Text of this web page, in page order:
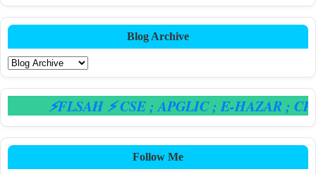
Blog Archive
⚡FLSAH ⚡ CSE; APGLIC; E-HAZAR; CPS
Follow Me